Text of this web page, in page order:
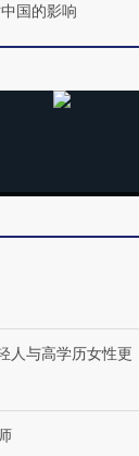
跨国走私7万
国的影响
人与高学历女性更